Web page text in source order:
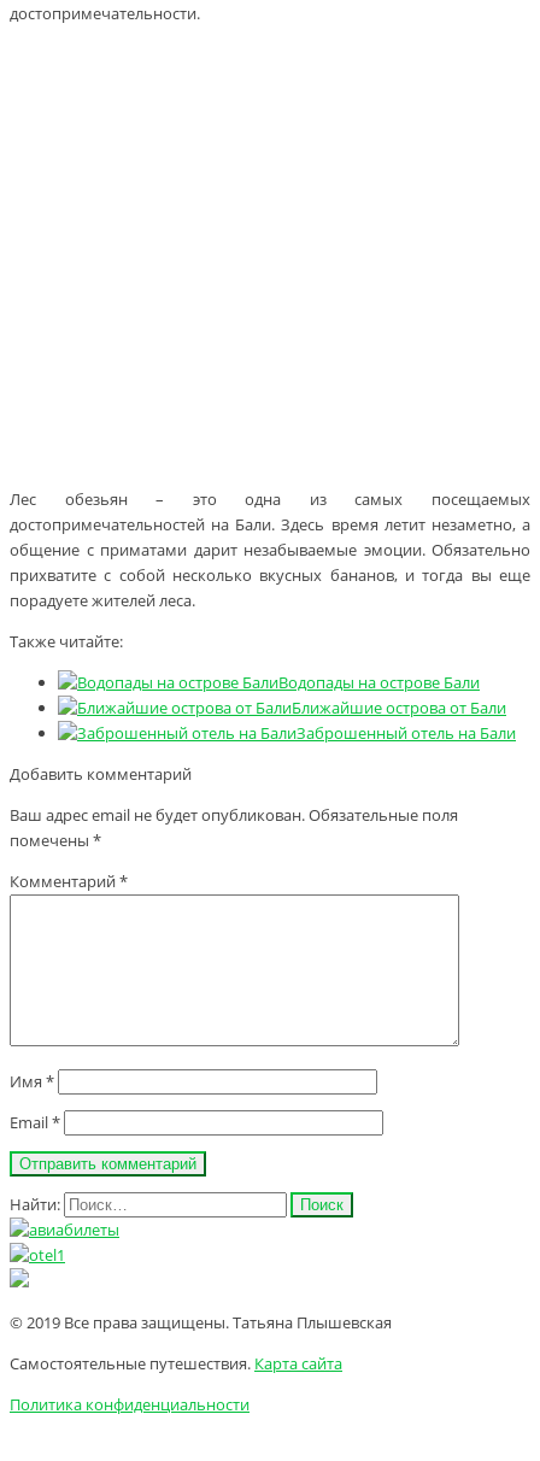
достопримечательности.
Лес обезьян – это одна из самых посещаемых
достопримечательностей на Бали. Здесь время летит незаметно, а
общение с приматами дарит незабываемые эмоции. Обязательно
прихватите с собой несколько вкусных бананов, и тогда вы еще
порадуете жителей леса.
Также читайте:
Водопады на острове Бали
Ближайшие острова от Бали
Заброшенный отель на Бали
Добавить комментарий
Ваш адрес email не будет опубликован.Обязательные поля
помечены *
Комментарий*
Имя *
Email*
Найти:
© 2019 Все права защищены. Татьяна Плышевская
Самостоятельные путешествия. Карта сайта
Политика конфиденциальности